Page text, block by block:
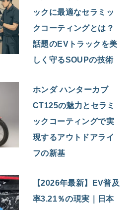
ックに最適なセラミッ
クコーティングとは？
話題のEVトラックを美
しく守るSOUPの技術
ホンダ ハンターカブ
CT125の魅力とセラミ
ックコーティングで実
現するアウトドアライ
フの新基
【2026年最新】EV普及
率3.21％の現実｜日本